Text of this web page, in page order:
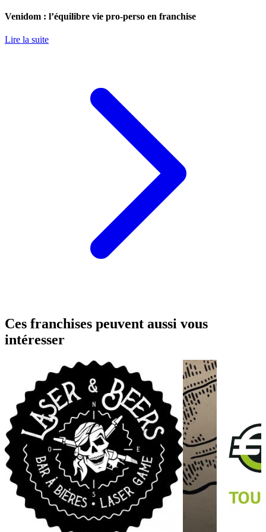
Venidom : l’équilibre vie pro-perso en franchise
Lire la suite
Ces franchises peuvent aussi vous
intéresser